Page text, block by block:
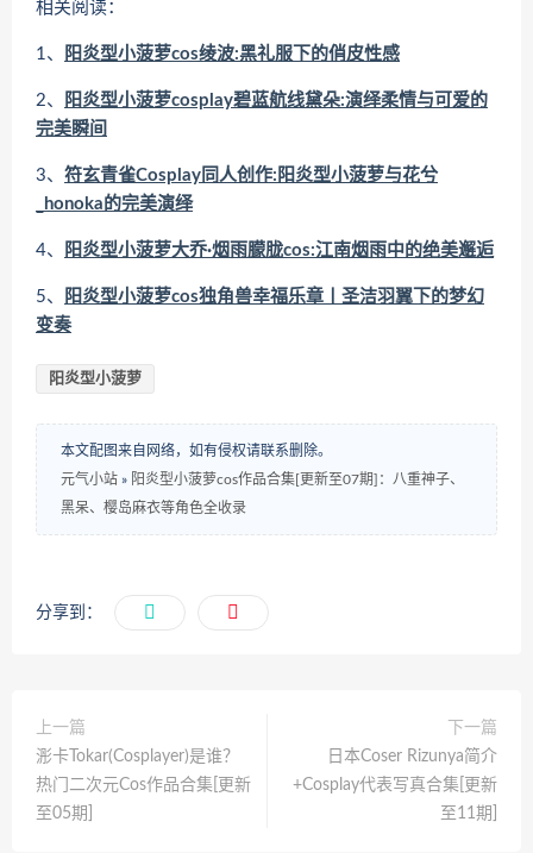
相关阅读：
1、 阳炎型小菠萝cos绫波:黑礼服下的俏皮性感
2、
阳炎型小菠萝cosplay碧蓝航线黛朵:演绎柔情与可爱的
完美瞬间
3、 符玄青雀Cosplay同人创作:阳炎型小菠萝与花兮
_honoka的完美演绎
4、 阳炎型小菠萝大乔·烟雨朦胧cos:江南烟雨中的绝美邂逅
5、
阳炎型小菠萝cos独角兽幸福乐章丨圣洁羽翼下的梦幻
变奏
阳炎型小菠萝
本文配图来自网络，如有侵权请联系删除。
元气小站 » 阳炎型小菠萝cos作品合集[更新至07期]：八重神子、
黑呆、樱岛麻衣等角色全收录
分享到：
上一篇
浵卡Tokar(Cosplayer)是谁？
热门二次元Cos作品合集[更新
至05期]
下一篇
日本Coser Rizunya简介
+Cosplay代表写真合集[更新
至11期]